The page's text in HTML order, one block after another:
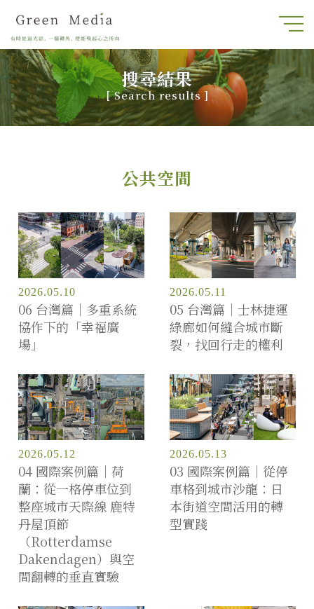
搜尋結果
[Search results]
公共空間
2026.05.10
06 台灣篇｜多重系統
協作下的「幸福廣
場」
2026.05.11
05 台灣篇｜士林捷運
綠廊如何縫合城市斷
裂，找回行走的權利
2026.05.12
04 國際案例篇｜荷
蘭：從一格停車位到
整座城市天際線 鹿特
丹屋頂節
（Rotterdamse
Dakendagen）與空
間翻轉的垂直實驗
2026.05.13
03 國際案例篇｜從停
車格到城市沙龍：日
本街道空間活用的轉
型實踐